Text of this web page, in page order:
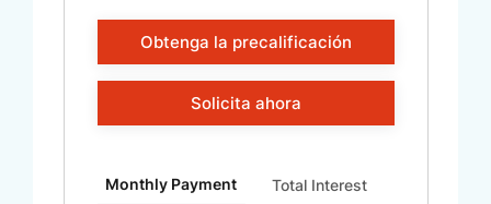
Obtenga la precalificación
Solicita ahora
Monthly Payment updated. Bar chart showing
Monthly Payment Total Interest